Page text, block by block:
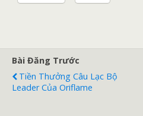
Bài Đăng Trước
Tiền Thưởng Câu Lạc Bộ
Leader Của Oriflame